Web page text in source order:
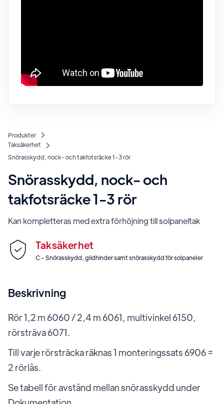
Produkter
Taksäkerhet
Snörasskydd, nock- och takfotsräcke 1-3 rör
Snörasskydd, nock- och
takfotsräcke 1-3 rör
Kan kompletteras med extra förhöjning till solpaneltak
Taksäkerhet
C - Snörasskydd, glidhinder samt snörasskydd för solpaneler
Beskrivning
Rör 1,2 m 6060 / 2,4 m 6061, multivinkel 6150,
rörsträva 6071.
Till varje rörsträcka räknas 1 monteringssats 6906 =
2 rörlås.
Se tabell för avstånd mellan snörasskydd under